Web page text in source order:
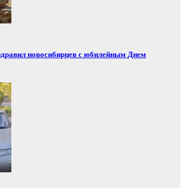
новосибирцев с юбилейным Днем